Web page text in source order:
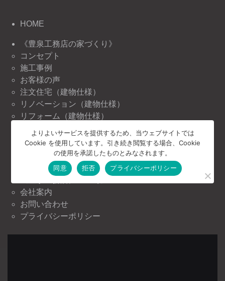
HOME
《豊泉工務店の家づくり》
コンセプト
施工事例
お客様の声
注文住宅（建物仕様）
リノベーション（建物仕様）
リフォーム（建物仕様）
《豊泉工務店の情報》
ニュース＆トピックス
イベント情報
会社案内
お問い合わせ
プライバシーポリシー
よりよいサービスを提供するため、当ウェブサイトでは
Cookie を使用しています。引き続き閲覧する場合、Cookie
の使用を承諾したものとみなされます。
同意
拒否 プライバシーポリシー